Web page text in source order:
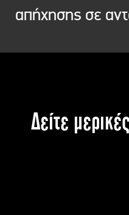
απήχησης σε
Δείτε